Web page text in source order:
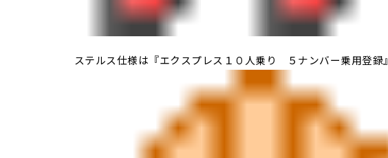
ステルス仕様は『エクスプレス１０人乗り ５ナンバー乗用登録』